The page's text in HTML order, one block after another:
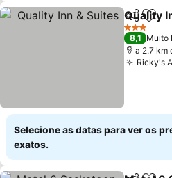
Partilhar
Quality
3 Estrelas
8,1 Muito
a 2.7 km
Ricky's
Selecione as datas para ver os
exatos.